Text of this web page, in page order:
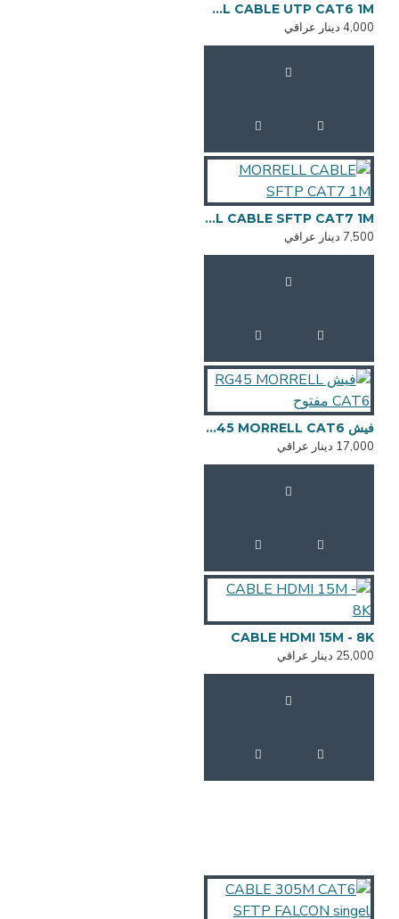
MORRELL CABLE UTP CAT6 1M كيبل انترنت
4,000 دينار عراقي
MORRELL CABLE SFTP CAT7 1M
7,500 دينار عراقي
فيش RG45 MORRELL CAT6 مفتوح
17,000 دينار عراقي
CABLE HDMI 15M - 8K
25,000 دينار عراقي